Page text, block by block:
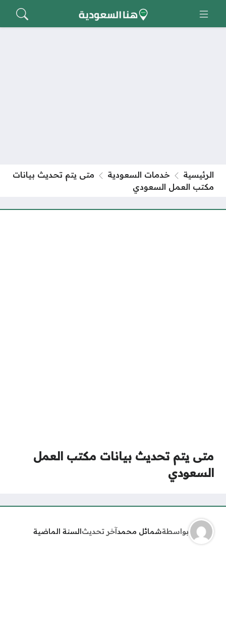
الرئيسية خدمات السعودية
متى يتم تحديث بيانات
مكتب العمل السعودي
متى يتم تحديث بيانات مكتب العمل
السعودي
بواسطةشمائل محمدآخر تحديثالسنة الماضية